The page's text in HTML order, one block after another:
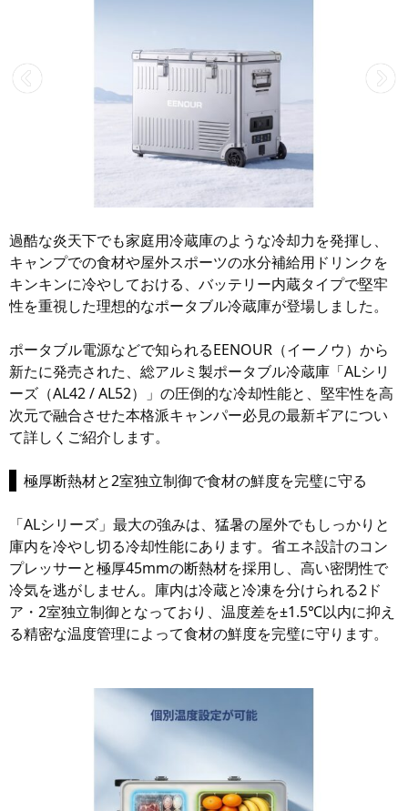
過酷な炎天下でも家庭用冷蔵庫のような冷却力を発揮し、
キャンプでの食材や屋外スポーツの水分補給用ドリンクを
キンキンに冷やしておける、バッテリー内蔵タイプで堅牢
性を重視した理想的なポータブル冷蔵庫が登場しました。
ポータブル電源などで知られるEENOUR（イーノウ）から
新たに発売された、総アルミ製ポータブル冷蔵庫「ALシリ
ーズ（AL42 / AL52）」の圧倒的な冷却性能と、堅牢性を高
次元で融合させた本格派キャンパー必見の最新ギアについ
て詳しくご紹介します。
極厚断熱材と2室独立制御で食材の鮮度を完璧に守る
「ALシリーズ」最大の強みは、猛暑の屋外でもしっかりと
庫内を冷やし切る冷却性能にあります。省エネ設計のコン
プレッサーと極厚45mmの断熱材を採用し、高い密閉性で
冷気を逃がしません。庫内は冷蔵と冷凍を分けられる2ド
ア・2室独立制御となっており、温度差を±1.5℃以内に抑え
る精密な温度管理によって食材の鮮度を完璧に守ります。